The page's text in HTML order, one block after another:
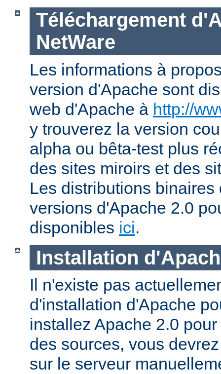
Téléchargement
NetWare
Les informations à
version d'Apache sont
web d'Apache à http://
y trouverez la version
alpha ou bêta-test plus
des sites miroirs et des
Les distributions binaires
versions d'Apache 2.0
disponibles ici.
Installation
Il n'existe pas
d'installation d'Apache
installez Apache 2.0
des sources, vous
sur le serveur